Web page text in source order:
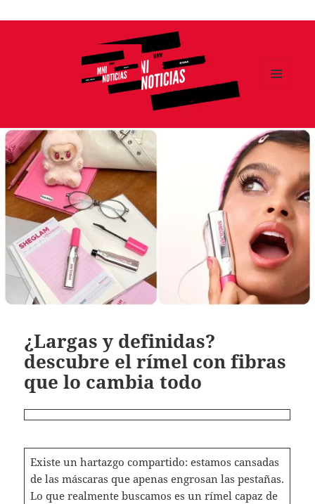
Ir
¿Largas y definidas?
descubre el rímel con fibras
que lo cambia todo
Existe un hartazgo compartido: estamos cansadas
de las máscaras que apenas engrosan las pestañas.
Lo que realmente buscamos es un rímel capaz de